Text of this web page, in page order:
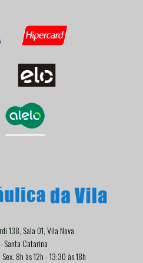
138, Sala 01, Vila Nova
Santa Catarina
8h às 12h - 13:30 às 18h